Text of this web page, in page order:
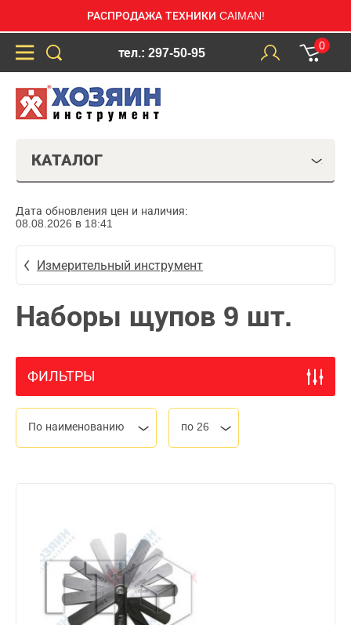
РАСПРОДАЖА ТЕХНИКИ CAIMAN!
тел.: 297-50-95
0
КАТАЛОГ
Дата обновления цен и наличия:
08.08.2026 в 18:41
Измерительный инструмент
Наборы щупов 9 шт.
ФИЛЬТРЫ
По наименованию по 26